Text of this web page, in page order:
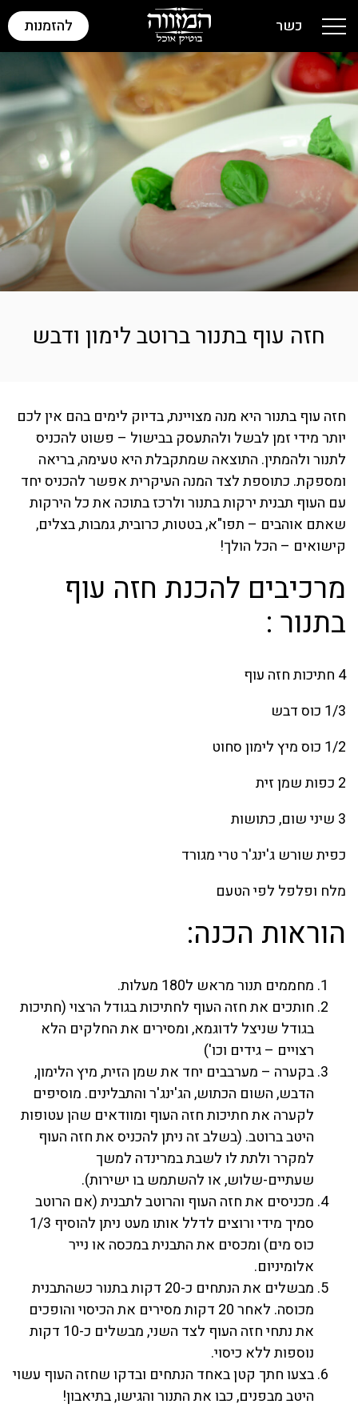
להזמנות
כשר
חזה עוף בתנור ברוטב לימון ודבש
חזה עוף בתנור היא מנה מצויינת, בדיוק לימים בהם אין לכם
יותר מידי זמן לבשל ולהתעסק בבישול – פשוט להכניס
לתנור ולהמתין. התוצאה שמתקבלת היא טעימה, בריאה
ומספקת. כתוספת לצד המנה העיקרית אפשר להכניס יחד
עם העוף תבנית ירקות בתנור ולרכז בתוכה את כל הירקות
שאתם אוהבים – תפו"א, בטטות, כרובית, גמבות, בצלים,
קישואים – הכל הולך!
מרכיבים להכנת חזה עוף
בתנור :
4 חתיכות חזה עוף
1/3 כוס דבש
1/2 כוס מיץ לימון סחוט
2 כפות שמן זית
3 שיני שום, כתושות
כפית שורש ג'ינג'ר טרי מגורד
מלח ופלפל לפי הטעם
הוראות הכנה:
מחממים תנור מראש ל180 מעלות.
חותכים את חזה העוף לחתיכות בגודל הרצוי (חתיכות
בגודל שניצל לדוגמא, ומסירים את החלקים הלא
רצויים – גידים וכו')
בקערה – מערבבים יחד את שמן הזית, מיץ הלימון,
הדבש, השום הכתוש, הג'ינג'ר והתבלינים. מוסיפים
לקערה את חתיכות חזה העוף ומוודאים שהן עטופות
היטב ברוטב. (בשלב זה ניתן להכניס את חזה העוף
למקרר ולתת לו לשבת במרינדה למשך
שעתיים-שלוש, או להשתמש בו ישירות).
מכניסים את חזה העוף והרוטב לתבנית (אם הרוטב
סמיך מידי ורוצים לדלל אותו מעט ניתן להוסיף 1/3
כוס מים) ומכסים את התבנית במכסה או נייר
אלומיניום.
מבשלים את הנתחים כ-20 דקות בתנור כשהתבנית
מכוסה. לאחר 20 דקות מסירים את הכיסוי והופכים
את נתחי חזה העוף לצד השני, מבשלים כ-10 דקות
נוספות ללא כיסוי.
בצעו חתך קטן באחד הנתחים ובדקו שחזה העוף עשוי
היטב מבפנים, כבו את התנור והגישו, בתיאבון!